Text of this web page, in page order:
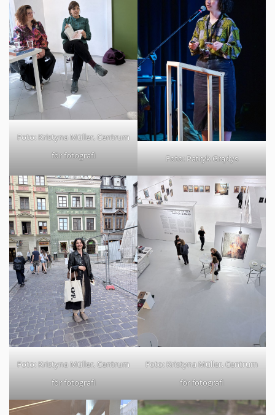
Foto: Kristyna Müller, Centrum
för fotografi
Foto: Patryk Grądys
Foto: Kristyna Müller, Centrum
för fotografi
Foto: Kristyna Müller, Centrum
för fotografi